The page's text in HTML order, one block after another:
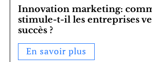
Innovation marketing:
stimule-t-il les entreprises
succès ?
En savoir plus